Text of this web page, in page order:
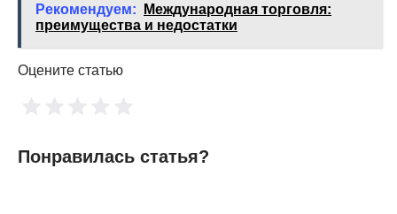
Рекомендуем:
Международная торговля:
преимущества и недостатки
Оцените статью
Понравилась статья?